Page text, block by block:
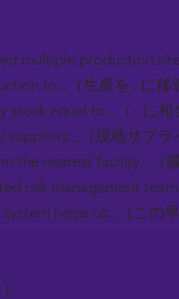
multiple production
to...（生産を...に移
stock equal to...（...に
suppliers...（現地サプラ
the nearest facility...（
risk management
helps us...（この